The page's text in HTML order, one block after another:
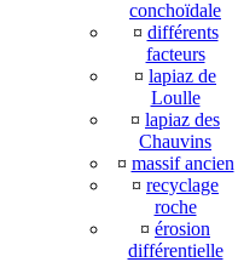
conchoïdale
¤ différents
facteurs
¤ lapiaz de
Loulle
¤ lapiaz des
Chauvins
¤ massif ancien
¤ recyclage
roche
¤ érosion
différentielle